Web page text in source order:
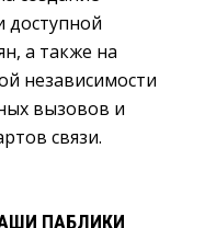
доступной
а также на
независимости
вызовов и
связи.
ПАБЛИКИ